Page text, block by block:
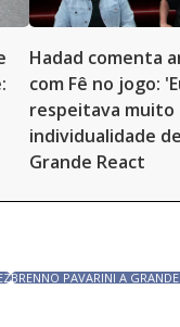
Hadad comenta
com Fê no jogo:
respeitava muito
individualidade
Grande React
BRENNO PAVARINI A